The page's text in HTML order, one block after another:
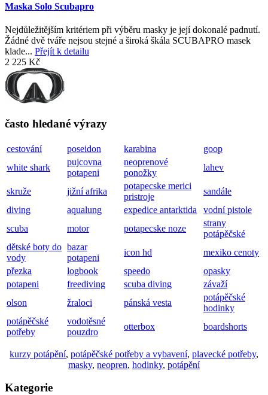
Maska Solo Scubapro
Nejdůležitějším kritériem při výběru masky je její dokonalé padnutí.
Žádné dvě tváře nejsou stejné a široká škála SCUBAPRO masek
klade... Přejít k detailu
2 225 Kč
často hledané výrazy
cestování poseidon karabina
goop
white shark
pujcovna
potapeni
neoprenové
ponožky
lahev
skruže jižní afrika
potapecske merici
pristroje
sandále
diving
aqualung expedice antarktida
vodní pistole
scuba
motor potapecske noze
strany
potápěčské
dětské boty do
vody
bazar
potapeni
icon hd
mexiko cenoty
přezka
logbook speedo
opasky
potapeni
freediving scuba diving
závaží
olson
žraloci pánská vesta
potápěčské
hodinky
potápěčské
potřeby
vodotěsné
pouzdro
otterbox boardshorts
kurzy potápění, potápěčské potřeby a vybavení, plavecké potřeby,
masky, neopren, hodinky, potápění
Kategorie